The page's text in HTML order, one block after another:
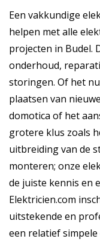
Een vakkundige
helpen met alle
projecten in Budel.
onderhoud,
storingen. Of het
plaatsen van
domotica of het
grotere klus zoals
uitbreiding van de
monteren; onze
de juiste kennis en
Elektricien.com
uitstekende en
een relatief